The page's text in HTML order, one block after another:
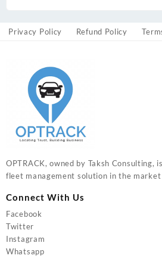
Privacy Policy Refund Policy
OPTRACK, owned by Taksh Consulting,
fleet management solution in the
Connect With Us
Facebook
Twitter
Instagram
Whatsapp